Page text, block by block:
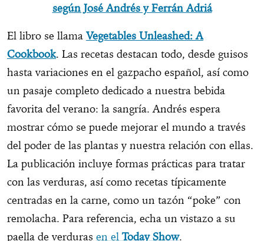
según José Andrés y Ferrán Adriá
El libro se llama Vegetables Unleashed: A
Cookbook. Las recetas destacan todo, desde guisos
hasta variaciones en el gazpacho español, así como
un pasaje completo dedicado a nuestra bebida
favorita del verano: la sangría. Andrés espera
mostrar cómo se puede mejorar el mundo a través
del poder de las plantas y nuestra relación con ellas.
La publicación incluye formas prácticas para tratar
con las verduras, así como recetas típicamente
centradas en la carne, como un tazón “poke” con
remolacha. Para referencia, echa un vistazo a su
paella de verduras en elToday Show.